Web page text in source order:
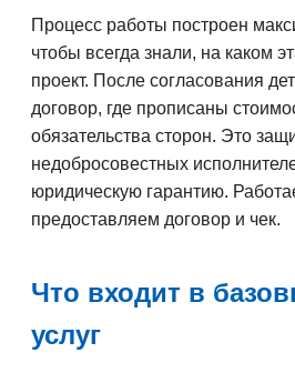
Процесс работы построен
чтобы всегда знали, на каком
проект. После согласования
договор, где прописаны
обязательства сторон. Это
недобросовестных
юридическую гарантию.
предоставляем договор и чек.
Что входит в
услуг